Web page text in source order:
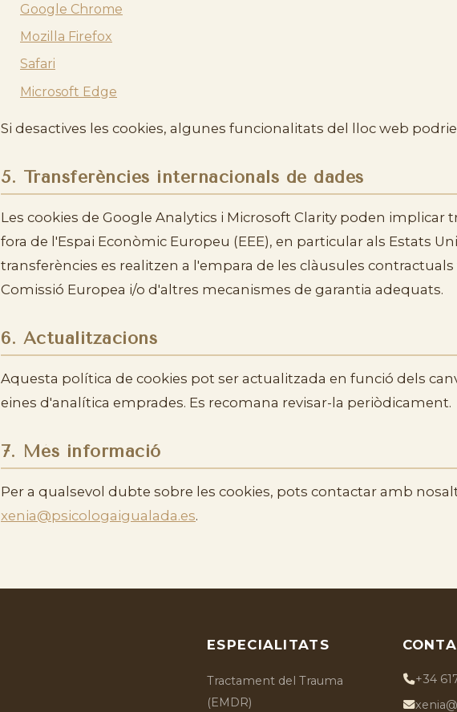
Google Chrome
Mozilla Firefox
Safari
Microsoft Edge
Si desactives les cookies, algunes funcionalitats del lloc web
5. Transferències internacionals de dades
Les cookies de Google Analytics i Microsoft Clarity poden implicar
fora de l'Espai Econòmic Europeu (EEE), en particular als Estats
transferències es realitzen a l'empara de les clàusules
Comissió Europea i/o d'altres mecanismes de garantia adequats.
6. Actualitzacions
Aquesta política de cookies pot ser actualitzada en funció dels
eines d'analítica emprades. Es recomana revisar-la periòdicament.
7. Més informació
Per a qualsevol dubte sobre les cookies, pots contactar amb
xenia@psicologaigualada.es.
ESPECIALITATS
Tractament del Trauma
(EMDR)
+34